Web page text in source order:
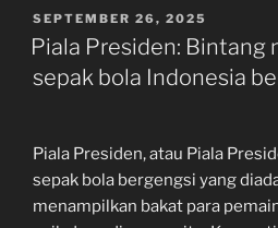
POSTED
ON
SEPTEMBER 26, 2025
Piala Presiden: Bintang
sepak bola Indonesia
Piala Presiden, atau Piala
sepak bola bergengsi yang
menampilkan bakat para